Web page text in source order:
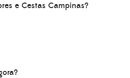
e Cestas Campinas?